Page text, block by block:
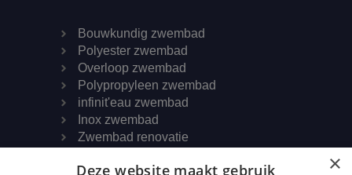
Bouwkundig zwembad
Polyester zwembad
Overloop zwembad
Polypropyleen zwembad
infinit'eau zwembad
Inox zwembad
Zwembad renovatie
×
Deze website maakt gebruik